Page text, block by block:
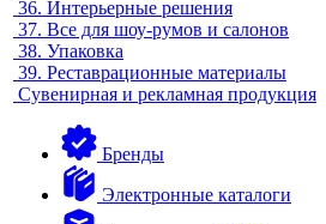
36. Интерьерные решения
37. Все для шоу-румов и салонов
38. Упаковка
39. Реставрационные материалы
Сувенирная и рекламная продукция
Бренды
Электронные каталоги